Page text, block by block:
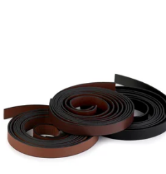
Řemínky z eko kůže jsou určené k
výrobě uch na tašku. Jsou kvalitní a
pevné. Můžete je buď přímo přišít
nebo...
Dostupnost:
Skladem 1 ks